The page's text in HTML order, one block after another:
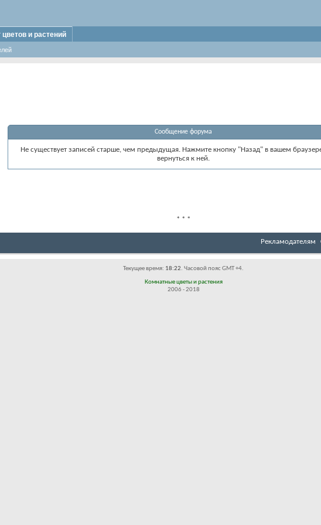
цветов и растений
Сообщение форума
Не существует записей старше, чем предыдущая. Нажмите кнопку "Назад" в вашем
вернуться к ней.
* * *
Рекламодателям
Текущее время: 18:22. Часовой пояс GMT +4.
Комнатные цветы и растения
2006 - 2018